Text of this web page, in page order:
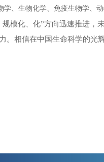
、生物化学、免疫生物学、
模化、化”方向迅速推进
。相信在中国生命科学的光